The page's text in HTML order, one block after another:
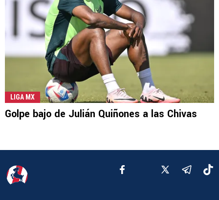
LIGA MX
Golpe bajo de Julián Quiñones a las Chivas